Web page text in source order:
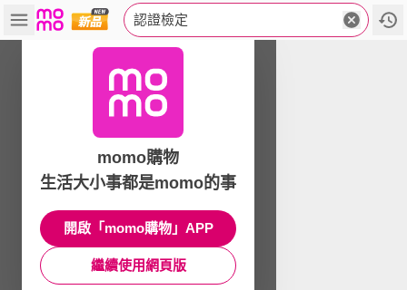
認證檢定
momo購物
生活大小事都是momo的事
開啟「momo購物」APP
繼續使用網頁版